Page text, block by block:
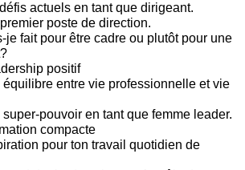
actuels en tant que dirigeant.
poste de direction.
je fait pour être cadre ou plutôt pour une
positif
équilibre entre vie professionnelle et vie
super-pouvoir en tant que femme leader.
compacte
pour ton travail quotidien de